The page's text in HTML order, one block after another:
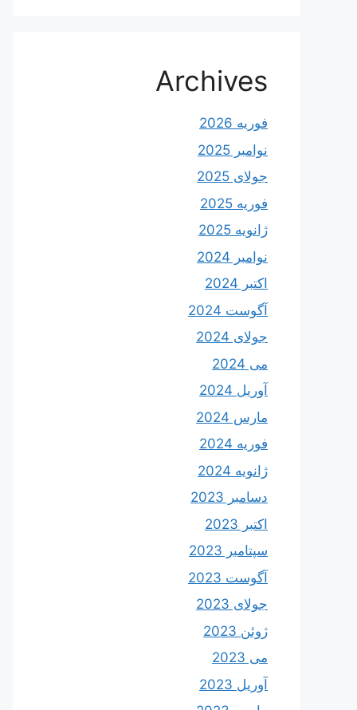
Archives
فوریه 2026
نوامبر 2025
جولای 2025
فوریه 2025
ژانویه 2025
نوامبر 2024
اکتبر 2024
آگوست 2024
جولای 2024
می 2024
آوریل 2024
مارس 2024
فوریه 2024
ژانویه 2024
دسامبر 2023
اکتبر 2023
سپتامبر 2023
آگوست 2023
جولای 2023
ژوئن 2023
می 2023
آوریل 2023